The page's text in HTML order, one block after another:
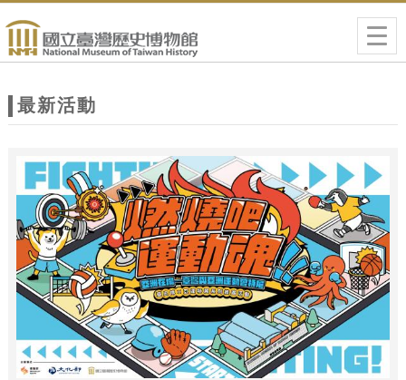
站最新活動